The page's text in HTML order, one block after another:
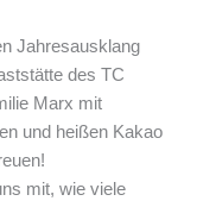
Jahresausklang
des TC
Marx mit
und heißen Kakao
mit, wie viele